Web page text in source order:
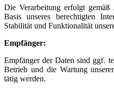
Die Verarbeitung erfolgt
Basis unseres berechtigten
Stabilität und Funktionalität
Empfänger:
Empfänger der Daten sind ggf.
Betrieb und die Wartung
tätig werden.